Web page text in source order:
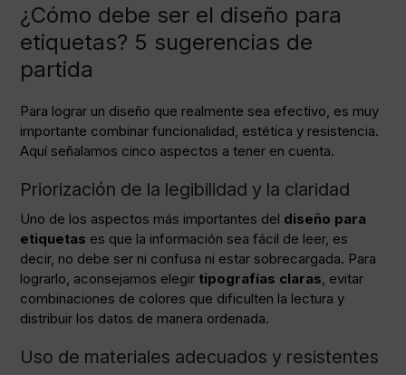
¿Cómo debe ser el diseño para
etiquetas? 5 sugerencias de
partida
Para lograr un diseño que realmente sea efectivo, es muy
importante combinar funcionalidad, estética y resistencia.
Aquí señalamos cinco aspectos a tener en cuenta.
Priorización de la legibilidad y la claridad
Uno de los aspectos más importantes del diseño para
etiquetas es que la información sea fácil de leer, es
decir, no debe ser ni confusa ni estar sobrecargada. Para
lograrlo, aconsejamos elegir tipografías claras , evitar
combinaciones de colores que dificulten la lectura y
distribuir los datos de manera ordenada.
Uso de materiales adecuados y resistentes